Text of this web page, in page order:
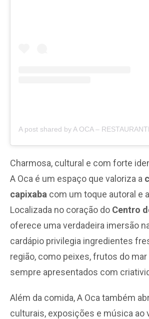
A post shared by A OCA –
Charmosa, cultural e com forte
A Oca é um espaço que valoriza a
capixaba com um toque autoral e
Localizada no coração do Centro
oferece uma verdadeira imersão
cardápio privilegia ingredientes
região, como peixes, frutos do mar
sempre apresentados com
Além da comida, A Oca também
culturais, exposições e música ao